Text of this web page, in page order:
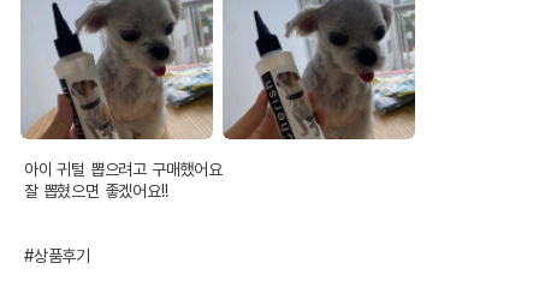
아이 귀털 뽑으려고 구매했어요
잘 뽑혔으면 좋겠어요!!
#상품후기